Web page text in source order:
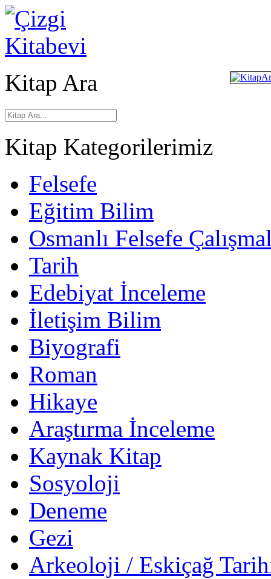
Kitap Ara
Kitap Kategorilerimiz
Felsefe
Eğitim Bilim
Osmanlı Felsefe
Tarih
Edebiyat İnceleme
İletişim Bilim
Biyografi
Roman
Hikaye
Araştırma İnceleme
Kaynak Kitap
Sosyoloji
Deneme
Gezi
Arkeoloji / Eskiçağ